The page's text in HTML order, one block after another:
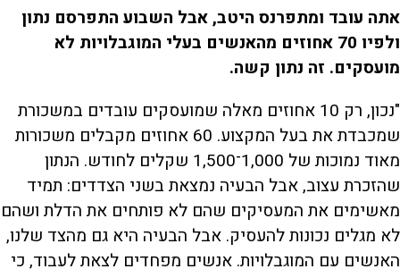
אתה עובד ומתפרנס היטב, אבל השבוע התפרסם נתון
ולפיו 70 אחוזים מהאנשים בעלי המוגבלויות לא
מועסקים. זה נתון קשה.
"נכון, רק 10 אחוזים מאלה שמועסקים עובדים במשכורת
שמכבדת את בעל המקצוע. 60 אחוזים מקבלים משכורות
מאוד נמוכות של 1,000־1,500 שקלים לחודש. הנתון
שהזכרת עצוב, אבל הבעיה נמצאת בשני הצדדים: תמיד
מאשימים את המעסיקים שהם לא פותחים את הדלת ושהם
לא מגלים נכונות להעסיק. אבל הבעיה היא גם מהצד שלנו,
האנשים עם המוגבלויות. אנשים מפחדים לצאת לעבוד, כי